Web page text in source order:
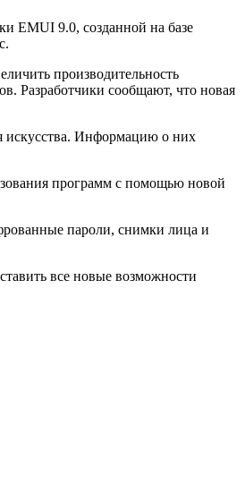
EMUI 9.0, созданной на базе
производительность
Разработчики сообщают, что новая
искусства. Информацию о них
программ с помощью новой
пароли, снимки лица и
все новые возможности